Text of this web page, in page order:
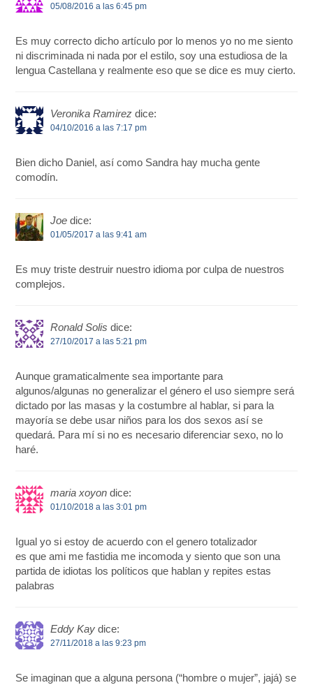
05/08/2016 a las 6:45 pm
Es muy correcto dicho artículo por lo menos yo no me siento
ni discriminada ni nada por el estilo, soy una estudiosa de la
lengua Castellana y realmente eso que se dice es muy cierto.
Veronika Ramirez dice:
04/10/2016 a las 7:17 pm
Bien dicho Daniel, así como Sandra hay mucha gente
comodín.
Joe dice:
01/05/2017 a las 9:41 am
Es muy triste destruir nuestro idioma por culpa de nuestros
complejos.
Ronald Solis dice:
27/10/2017 a las 5:21 pm
Aunque gramaticalmente sea importante para
algunos/algunas no generalizar el género el uso siempre será
dictado por las masas y la costumbre al hablar, si para la
mayoría se debe usar niños para los dos sexos así se
quedará. Para mí si no es necesario diferenciar sexo, no lo
haré.
maria xoyon dice:
01/10/2018 a las 3:01 pm
Igual yo si estoy de acuerdo con el genero totalizador
es que ami me fastidia me incomoda y siento que son una
partida de idiotas los políticos que hablan y repites estas
palabras
Eddy Kay dice:
27/11/2018 a las 9:23 pm
Se imaginan que a alguna persona (“hombre o mujer”, jajá) se